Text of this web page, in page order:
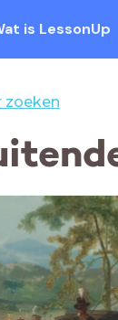
is LessonUp
zoeken